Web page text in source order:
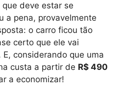
deve estar se
a pena, provavelmente
o carro ficou tão
certo que ele vai
considerando que uma
custa a partir de R$ 490
a economizar!